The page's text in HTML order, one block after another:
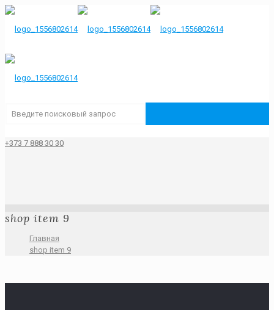
+373 7 888 30 30
shop item 9
Главная
shop item 9